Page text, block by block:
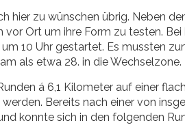
hier zu wünschen übrig. Neben
vor Ort um ihre Form zu testen.
10 Uhr gestartet. Es mussten
als etwa 28. in die Wechselzone.
á 6,1 Kilometer auf einer
Bereits nach einer von
konnte sich in den folgenden